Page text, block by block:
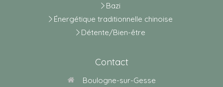
Bazi
Énergétique traditionnelle chinoise
Détente/Bien-être
Contact
Boulogne-sur-Gesse